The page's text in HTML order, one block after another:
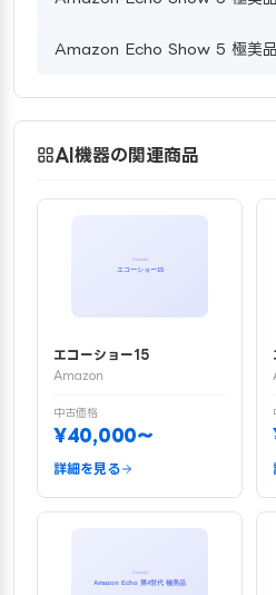
Amazon Echo Show 5 極美
AI機器の関連商品
エコーショー15
Amazon
中古価格
¥40,000〜
詳細を見る